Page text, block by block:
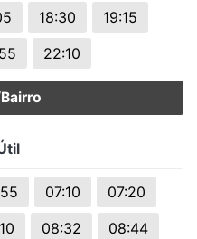
18:30
19:15
22:10
07:10
07:20
08:32 08:44